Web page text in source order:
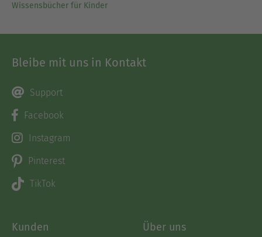
Wissensbücher für Kinder
Bleibe mit uns in Kontakt
Support
Facebook
Instagram
Pinterest
TikTok
Kunden Über uns